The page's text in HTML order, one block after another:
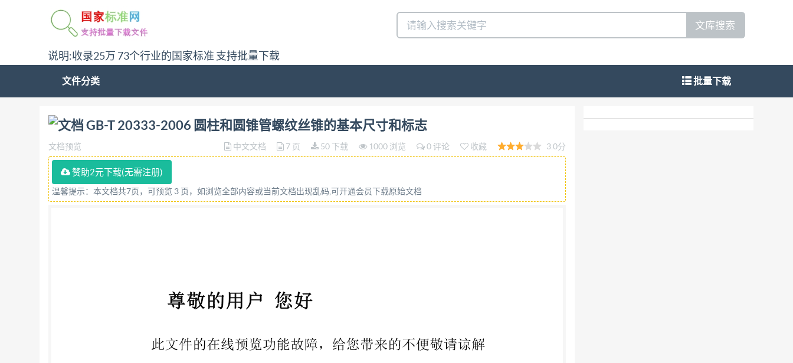
说明:收录25万 73个行业的国家标准 支持批量下载
文库搜索
文件分类 批量下载
问:哪里下载GB-T 20333-2006 圆柱和圆锥管螺纹丝锥的基本尺寸和标志答:请联系微信:siduwenku
GB-T 20333-2006 圆柱和圆锥管螺纹丝锥的基本尺寸和标志
文档预览 中文文档 7 页 50 下载 1000 浏览 0 评论 收藏 3.0分
赞助2元下载(无需注册)
温馨提示：本文档共7页，可预览 3 页，如浏览全部内容或当前文档出现乱码,可开通会员下载原始文档